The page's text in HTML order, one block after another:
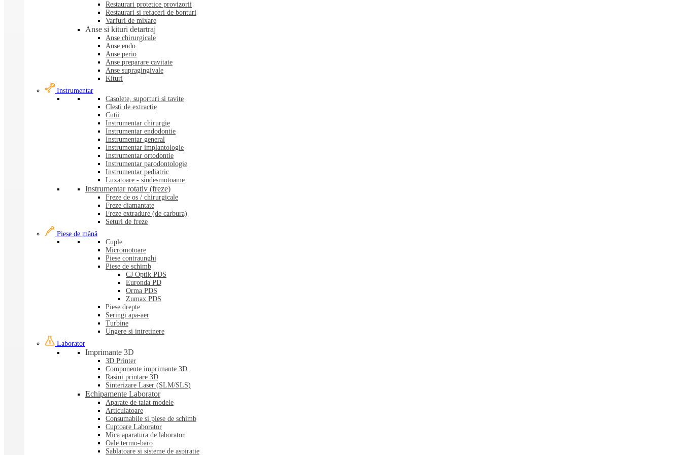
Restaurari protetice provizorii
Restaurari si refaceri de bonturi
Varfuri de mixare
Anse si kituri detartraj
Anse chirurgicale
Anse endo
Anse perio
Anse preparare cavitate
Anse supragingivale
Kituri
Instrumentar
Casolete, suporturi si tavite
Clesti de extractie
Cutii
Instrumentar chirurgie
Instrumentar endodontie
Instrumentar general
Instrumentar implantologie
Instrumentar ortodontie
Instrumentar parodontologie
Instrumentar pediatric
Luxatoare - sindesmotoame
Instrumentar rotativ (freze)
Freze de os / chirurgicale
Freze diamantate
Freze extradure (de carbura)
Seturi de freze
Piese de mână
Cuple
Micromotoare
Piese contraunghi
Piese de schimb
CJ Optik PDS
Euronda PD
Orma PDS
Zumax PDS
Piese drepte
Seringi apa-aer
Turbine
Ungere si intretinere
Laborator
Imprimante 3D
3D Printer
Componente imprimante 3D
Rasini printare 3D
Sinterizare Laser (SLM/SLS)
Echipamente Laborator
Aparate de taiat modele
Articulatoare
Consumabile si piese de schimb
Cuptoare Laborator
Mica aparatura de laborator
Oale termo-baro
Sablatoare si sisteme de aspiratie